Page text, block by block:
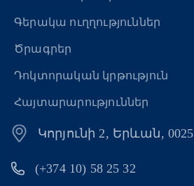
Գերակա ուղղություններ
Ծրագրեր
Դոկտորական կրթություն
Հայտարարություններ
Կորյունի 2, Երևան, 0025
(+374 10) 58 25 32